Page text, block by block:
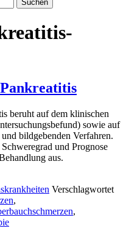
beruht auf dem klinischen
sowie auf
bildgebenden Verfahren.
und Prognose
aus.
Verschlagwortet
,
,